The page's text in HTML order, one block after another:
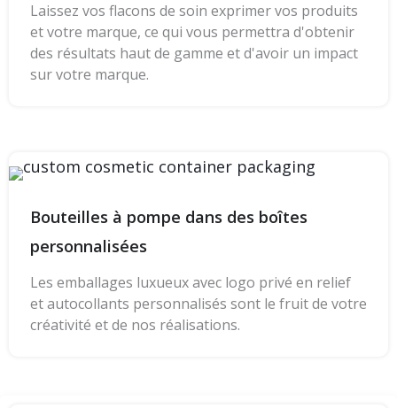
Laissez vos flacons de soin exprimer vos produits
et votre marque, ce qui vous permettra d'obtenir
des résultats haut de gamme et d'avoir un impact
sur votre marque.
Bouteilles à pompe dans des boîtes
personnalisées
Les emballages luxueux avec logo privé en relief
et autocollants personnalisés sont le fruit de votre
créativité et de nos réalisations.